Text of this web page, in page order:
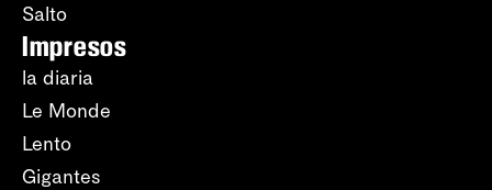
Salto
Impresos
la diaria
Le Monde
Lento
Gigantes